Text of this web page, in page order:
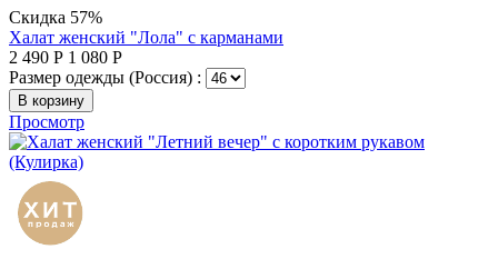
Скидка 57%
Халат женский "Лола" с карманами
2 490 Р 1 080 Р
Размер одежды (Россия) :
В корзину
Просмотр